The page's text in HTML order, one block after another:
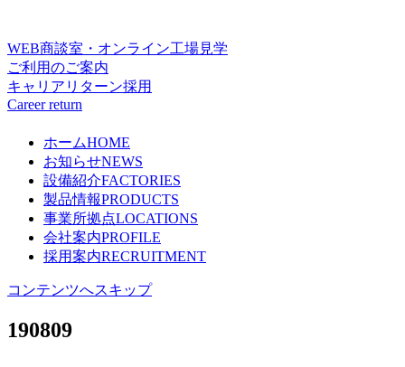
WEB商談室・オンライン工場見学
ご利用のご案内
キャリアリターン採用
Career return
ホームHOME
お知らせNEWS
設備紹介FACTORIES
製品情報PRODUCTS
事業所拠点LOCATIONS
会社案内PROFILE
採用案内RECRUITMENT
コンテンツへスキップ
190809